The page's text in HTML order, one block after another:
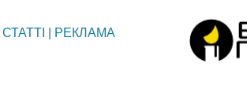
СТАТТІ РЕКЛАМА